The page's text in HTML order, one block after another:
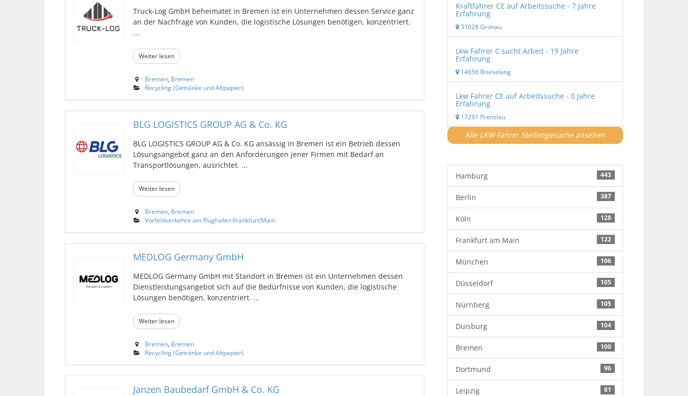
Truck-Log GmbH beheimatet in Bremen ist ein Unternehmen dessen Service ganz
an der Nachfrage von Kunden, die logistische Lösungen benötigen, konzentriert.
...
Weiter lesen
Bremen, Bremen
Recycling (Getränke und Altpapier)
BLG LOGISTICS GROUP AG & Co. KG
BLG LOGISTICS GROUP AG & Co. KG ansässig in Bremen ist ein Betrieb dessen
Lösungsangebot ganz an den Anforderungen jener Firmen mit Bedarf an
Transportlösungen, ausrichtet. ...
Weiter lesen
Bremen, Bremen
Vorfeldverkehre am Flughafen Frankfurt/Main
MEDLOG Germany GmbH
MEDLOG Germany GmbH mit Standort in Bremen ist ein Unternehmen dessen
Dienstleistungsangebot sich auf die Bedürfnisse von Kunden, die logistische
Lösungen benötigen, konzentriert. ...
Weiter lesen
Bremen, Bremen
Recycling (Getränke und Altpapier)
Janzen Baubedarf GmbH & Co. KG
Kraftfahrer CE auf Arbeitssuche - 7 Jahre
Erfahrung
31028 Gronau
Lkw Fahrer C sucht Arbeit - 19 Jahre
Erfahrung
14656 Brieselang
Lkw Fahrer CE auf Arbeitssuche - 0 Jahre
Erfahrung
17291 Prenzlau
Alle LKW Fahrer Stellengesuche ansehen
443
Hamburg
387
Berlin
128
Köln
122
Frankfurt am Main
106
München
105
Düsseldorf
105
Nürnberg
104
Duisburg
100
Bremen
96
Dortmund
81
Leipzig